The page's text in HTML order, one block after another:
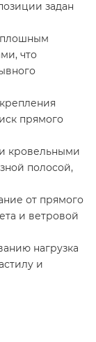
задан
что
прямого
кровельными
полосой,
от прямого
и ветровой
нагрузка
и